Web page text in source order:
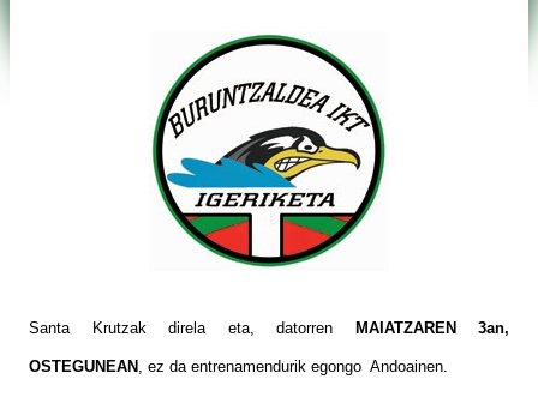
Santa Krutzak direla eta, datorren MAIATZAREN 3an,
OSTEGUNEAN , ez da entrenamendurik egongo Andoainen.